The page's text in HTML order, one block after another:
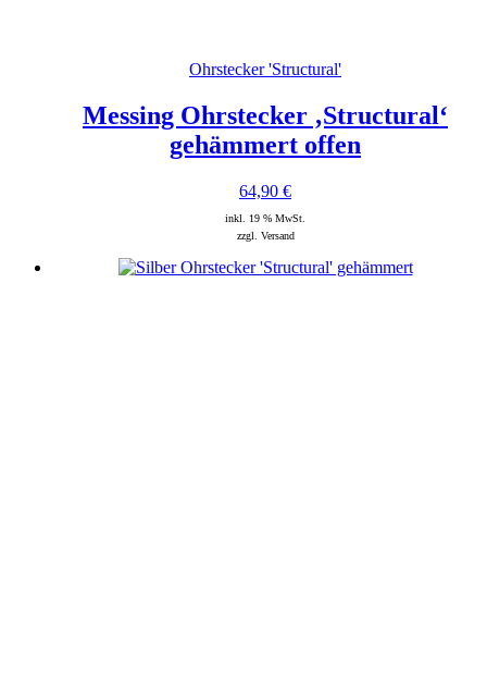
Ohrstecker 'Structural'
Messing Ohrstecker ‚Structural‘
gehämmert offen
64,90 €
inkl. 19 % MwSt.
zzgl. Versand